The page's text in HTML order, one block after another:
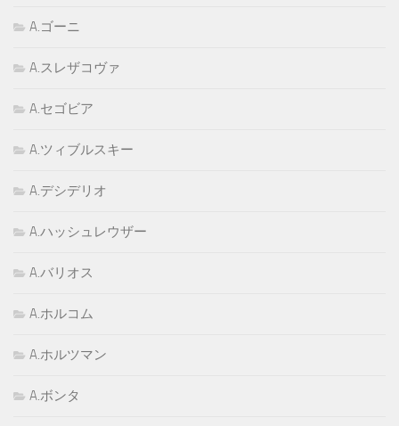
A.ゴーニ
A.スレザコヴァ
A.セゴビア
A.ツィブルスキー
A.デシデリオ
A.ハッシュレウザー
A.バリオス
A.ホルコム
A.ホルツマン
A.ボンタ